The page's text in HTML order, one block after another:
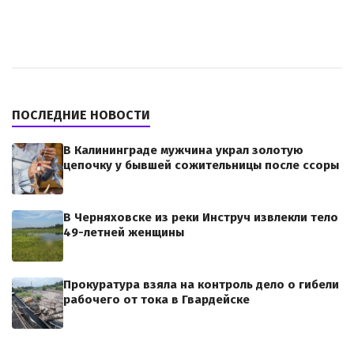
ПОСЛЕДНИЕ НОВОСТИ
В Калининграде мужчина украл золотую
цепочку у бывшей сожительницы после ссоры
В Черняховске из реки Инструч извлекли тело
49-летней женщины
Прокуратура взяла на контроль дело о гибели
рабочего от тока в Гвардейске